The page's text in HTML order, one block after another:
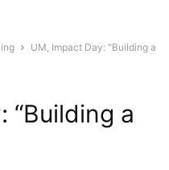
UM, Impact Day: “Building a
“Building a